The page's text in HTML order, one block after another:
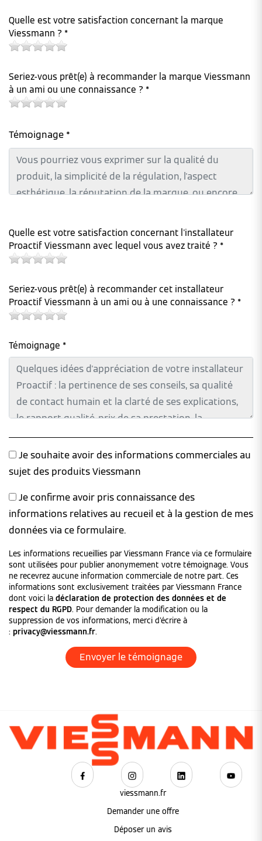
Quelle est votre satisfaction concernant la marque
Viessmann ? *
Seriez-vous prêt(e) à recommander la marque Viessmann
à un ami ou une connaissance ? *
Témoignage *
Quelle est votre satisfaction concernant l'installateur
Proactif Viessmann avec lequel vous avez traité ? *
Seriez-vous prêt(e) à recommander cet installateur
Proactif Viessmann à un ami ou à une connaissance ? *
Témoignage *
Je souhaite avoir des informations commerciales au
sujet des produits Viessmann
Je confirme avoir pris connaissance des
informations relatives au recueil et à la gestion de mes
données via ce formulaire.
Les informations recueillies par Viessmann France via ce formulaire
sont utilisées pour publier anonymement votre témoignage. Vous
ne recevrez aucune information commerciale de notre part. Ces
informations sont exclusivement traitées par Viessmann France
dont voici la déclaration de protection des données et de
respect du RGPD. Pour demander la modification ou la
suppression de vos informations, merci d'écrire à
: privacy@viessmann.fr.
viessmann.fr
Demander une offre
Déposer un avis